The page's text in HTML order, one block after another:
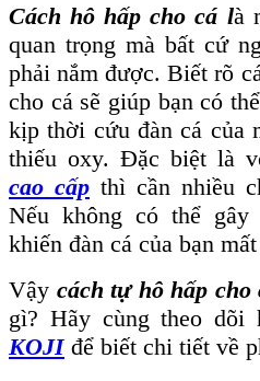
Cách hô hấp cho cá là
quan trọng mà bất cứ
phải nắm được. Biết rõ
cho cá sẽ giúp bạn có
kịp thời cứu đàn cá của
thiếu oxy. Đặc biệt là
cao cấp thì cần nhiều
Nếu không có thể gây
khiến đàn cá của bạn
Vậy cách tự hô hấp
gì? Hãy cùng theo dõi
KOJI để biết chi tiết về